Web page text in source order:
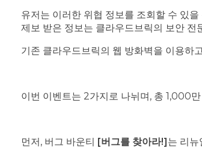
유저는 이러한 위협 정보를 조회할 수 있
제보 받은 정보는 클라우드브릭의 보안
기존 클라우드브릭의 웹 방화벽을 이용하
이번 이벤트는 2가지로 나뉘며, 총 1,000
먼저, 버그 바운티 [버그를 찾아라!]는 리